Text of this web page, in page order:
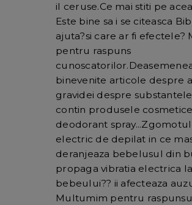
il ceruse.Ce mai stiti pe
Este bine sa i se citeasca
ajuta?si care ar fi efectele?
pentru raspuns
binevenite articole despre
gravidei despre
contin produsele
deodorant
electric de depilat in ce
deranjeaza bebelusul din
propaga vibratia electrica
bebeului?? ii afecteaza
Multumim pentru